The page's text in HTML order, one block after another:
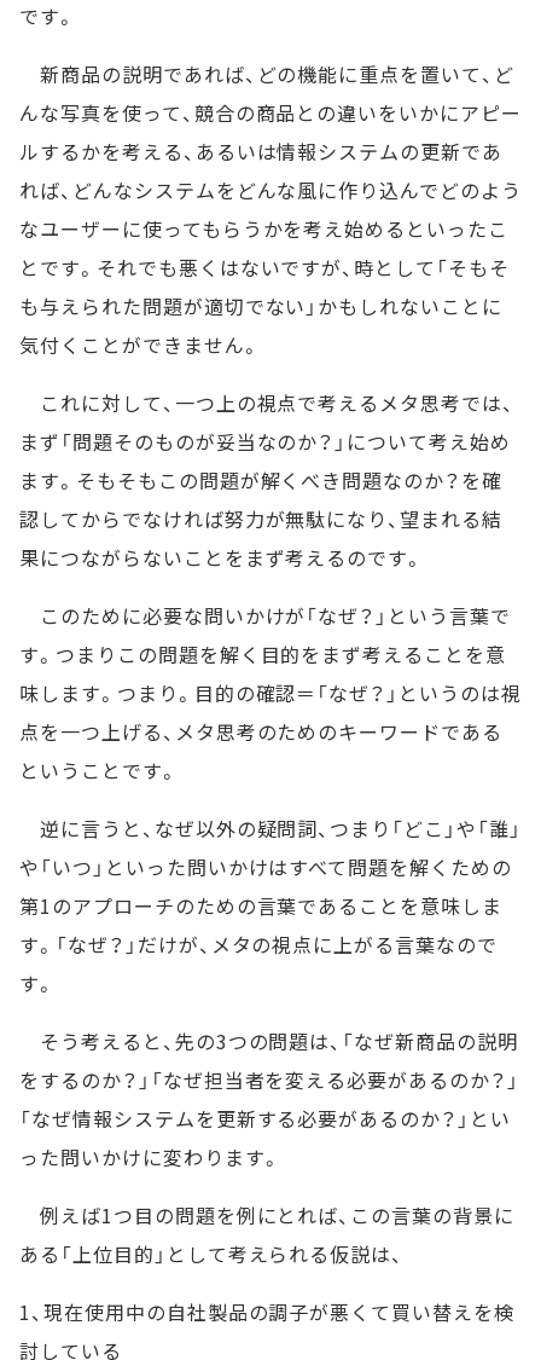
です。
新商品の説明であれば、どの機能に重点を置いて、ど
んな写真を使って、競合の商品との違いをいかにアピー
ルするかを考える、あるいは情報システムの更新であ
れば、どんなシステムをどんな風に作り込んでどのよう
なユーザーに使ってもらうかを考え始めるといったこ
とです。それでも悪くはないですが、時として「そもそ
も与えられた問題が適切でない」かもしれないことに
気付くことができません。
これに対して、一つ上の視点で考えるメタ思考では、
まず「問題そのものが妥当なのか？」について考え始め
ます。そもそもこの問題が解くべき問題なのか？を確
認してからでなければ努力が無駄になり、望まれる結
果につながらないことをまず考えるのです。
このために必要な問いかけが「なぜ？」という言葉で
す。つまりこの問題を解く目的をまず考えることを意
味します。つまり。目的の確認＝「なぜ？」というのは視
点を一つ上げる、メタ思考のためのキーワードである
ということです。
逆に言うと、なぜ以外の疑問詞、つまり「どこ」や「誰」
や「いつ」といった問いかけはすべて問題を解くための
第1のアプローチのための言葉であることを意味しま
す。「なぜ？」だけが、メタの視点に上がる言葉なので
す。
そう考えると、先の3つの問題は、「なぜ新商品の説明
をするのか？」「なぜ担当者を変える必要があるのか？」
「なぜ情報システムを更新する必要があるのか？」とい
った問いかけに変わります。
例えば1つ目の問題を例にとれば、この言葉の背景に
ある「上位目的」として考えられる仮説は、
1、現在使用中の自社製品の調子が悪くて買い替えを検
討している